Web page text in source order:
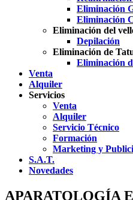
Eliminación
Eliminación
Eliminación del
Depilación
Eliminación de
Eliminación
Venta
Alquiler
Servicios
Venta
Alquiler
Servicio Técnico
Formación
Marketing y
S.A.T.
Novedades
APARATOLOGÍA